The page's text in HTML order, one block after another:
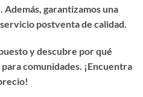
Además, garantizamos una
postventa de calidad.
y descubre por qué
comunidades. ¡Encuentra